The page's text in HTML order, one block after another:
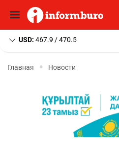
USD: 467.9 / 470.5
Главная Новости